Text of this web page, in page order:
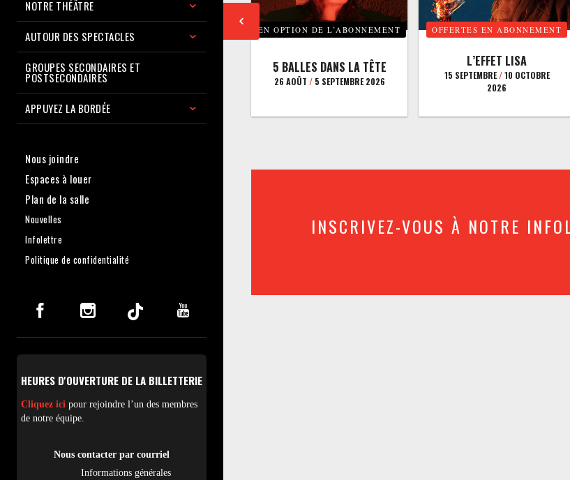
NOTRE THÉÂTRE
AUTOUR DES SPECTACLES
GROUPES SECONDAIRES ET
POSTSECONDAIRES
APPUYEZ LA BORDÉE
Nous joindre
Espaces à louer
Plan de la salle
Nouvelles
Infolettre
Politique de confidentialité
HEURES D'OUVERTURE DE LA BILLETTERIE
Cliquez ici pour rejoindre l’un des membres
de notre équipe.
Nous contacter par courriel
Informations générales
EN OPTION DE L’ABONNEMENT
5 BALLES DANS LA TÊTE
26 AOÛT /5 SEPTEMBRE 2026
OFFERTES EN ABONNEMENT
L’EFFET LISA
15 SEPTEMBRE/10 OCTOBRE
2026
INSCRIVEZ-VOUS À NOTRE